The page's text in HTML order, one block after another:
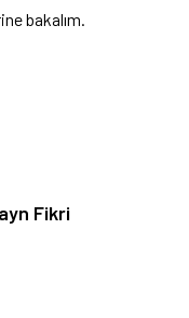
bakalım.
Fikri